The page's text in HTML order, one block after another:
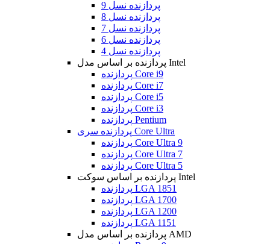
پردازنده نسل 9
پردازنده نسل 8
پردازنده نسل 7
پردازنده نسل 6
پردازنده نسل 4
پردازنده بر اساس مدل Intel
پردازنده Core i9
پردازنده Core i7
پردازنده Core i5
پردازنده Core i3
پردازنده Pentium
پردازنده سری Core Ultra
پردازنده Core Ultra 9
پردازنده Core Ultra 7
پردازنده Core Ultra 5
پردازنده بر اساس سوکت Intel
پردازنده LGA 1851
پردازنده LGA 1700
پردازنده LGA 1200
پردازنده LGA 1151
پردازنده بر اساس مدل AMD